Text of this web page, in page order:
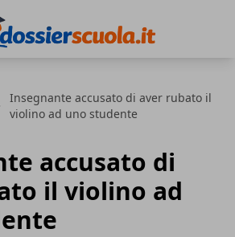
Insegnante accusato di aver rubato il
violino ad uno studente
accusato di
il violino ad